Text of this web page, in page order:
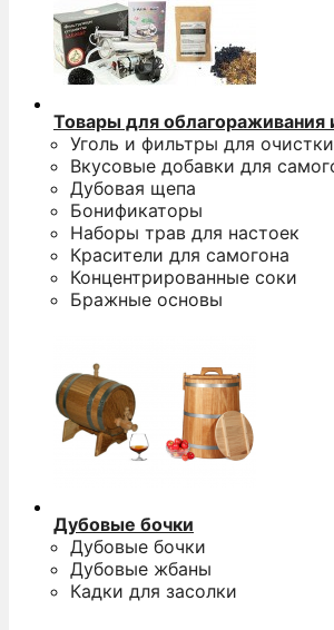
Товары для облагораживания
Уголь и фильтры для
Вкусовые добавки для
Дубовая щепа
Бонификаторы
Наборы трав для настоек
Красители для самогона
Концентрированные соки
Бражные основы
Дубовые бочки
Дубовые бочки
Дубовые жбаны
Кадки для засолки